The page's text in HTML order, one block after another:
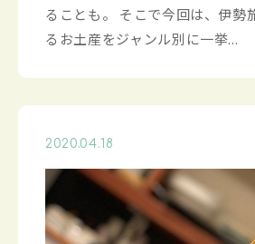
ることも。 そこで今回は、伊勢
るお土産をジャンル別に一挙...
2020.04.18